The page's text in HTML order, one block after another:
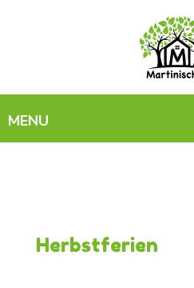
Herbstferien